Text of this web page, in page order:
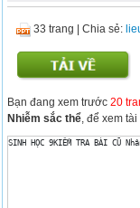
33 trang |Chia sẻ:
Bạn đang xem trước20
Nhiễm sắc thể , để xem